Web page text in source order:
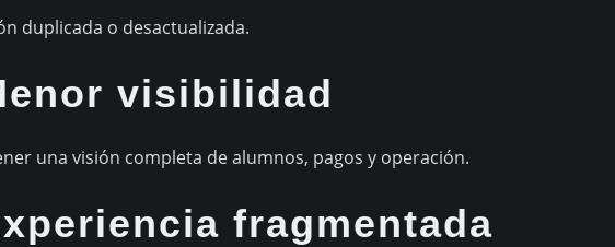
duplicada o desactualizada.
visibilidad
una visión completa de alumnos, pagos y operación.
fragmentada